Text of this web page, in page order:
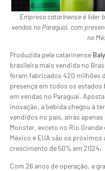
Empresa catarinense é líder
vendas no Paraguai, com
no
Produzida pela catarinense
brasileira mais vendida no
foram fabricados 420 milhões
presença em todos os
em vendas no Paraguai.
inovação, a bebida chegou à
vendidos no país, atrás
Monster, exceto no Rio
México e EUA são os próximos
crescimento de 50% em 2024.
Com 26 anos de operação, a